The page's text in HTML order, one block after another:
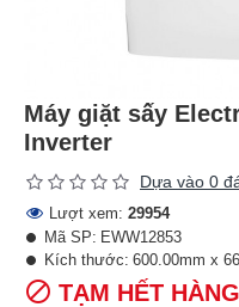
Máy giặt sấy
Inverter
Dựa vào 0
Lượt xem: 29954
TẠM HẾT HÀNG
Mã SP: EWW12853
Kích thước: 600.00mm x